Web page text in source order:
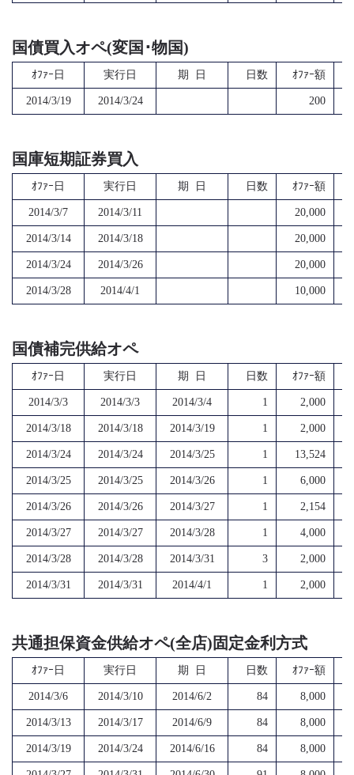
国債買入オペ(変国･物国)
ｵﾌｧｰ日 実行日 期 日 日数 ｵﾌｧｰ額
2014/3/19 2014/3/24 200
国庫短期証券買入
ｵﾌｧｰ日 実行日 期 日 日数 ｵﾌｧｰ額
2014/3/7 2014/3/11 20,000
2014/3/14 2014/3/18 20,000
2014/3/24 2014/3/26 20,000
2014/3/28 2014/4/1 10,000
国債補完供給オペ
ｵﾌｧｰ日 実行日 期 日 日数 ｵﾌｧｰ額
2014/3/3 2014/3/3 2014/3/4 1 2,000
2014/3/18 2014/3/18 2014/3/19 1 2,000
2014/3/24 2014/3/24 2014/3/25 1 13,524
2014/3/25 2014/3/25 2014/3/26 1 6,000
2014/3/26 2014/3/26 2014/3/27 1 2,154
2014/3/27 2014/3/27 2014/3/28 1 4,000
2014/3/28 2014/3/28 2014/3/31 3 2,000
2014/3/31 2014/3/31 2014/4/1 1 2,000
共通担保資金供給オペ(全店)固定金利方式
ｵﾌｧｰ日 実行日 期 日 日数 ｵﾌｧｰ額
2014/3/6 2014/3/10 2014/6/2 84 8,000
2014/3/13 2014/3/17 2014/6/9 84 8,000
2014/3/19 2014/3/24 2014/6/16 84 8,000